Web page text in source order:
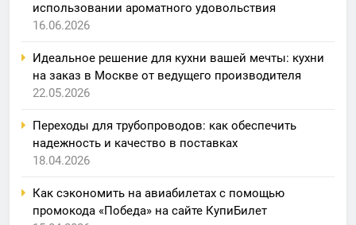
использовании ароматного удовольствия
16.06.2026
Идеальное решение для кухни вашей мечты: кухни
на заказ в Москве от ведущего производителя
22.05.2026
Переходы для трубопроводов: как обеспечить
надежность и качество в поставках
18.04.2026
Как сэкономить на авиабилетах с помощью
промокода «Победа» на сайте КупиБилет